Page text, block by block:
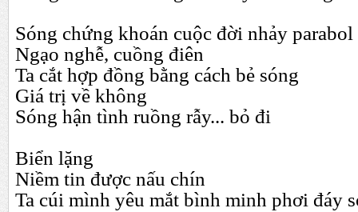
Sóng chứng khoán cuộc đời nhảy parabol
Ngạo nghễ, cuồng điên
Ta cắt hợp đồng bằng cách bẻ sóng
Giá trị về không
Sóng hận tình ruồng rẫy... bỏ đi
Biển lặng
Niềm tin được nấu chín
Ta cúi mình yêu mắt bình minh phơi đáy